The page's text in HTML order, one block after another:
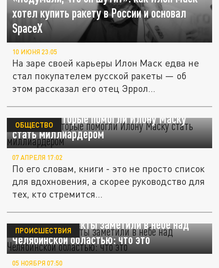
хотел купить ракету в России и основал
SpaceX
10 ИЮНЯ 23:05
На заре своей карьеры Илон Маск едва не
стал покупателем русской ракеты — об
этом рассказал его отец Эррол...
Топ книг, которые помогли Илону Маску
стать миллиардером
ОБЩЕСТВО
07 АПРЕЛЯ 17:02
По его словам, книги - это не просто список
для вдохновения, а скорее руководство для
тех, кто стремится...
Летающие объекты заметили в небе над
Челябинской областью: что это
ПРОИСШЕСТВИЯ
05 НОЯБРЯ 07:50